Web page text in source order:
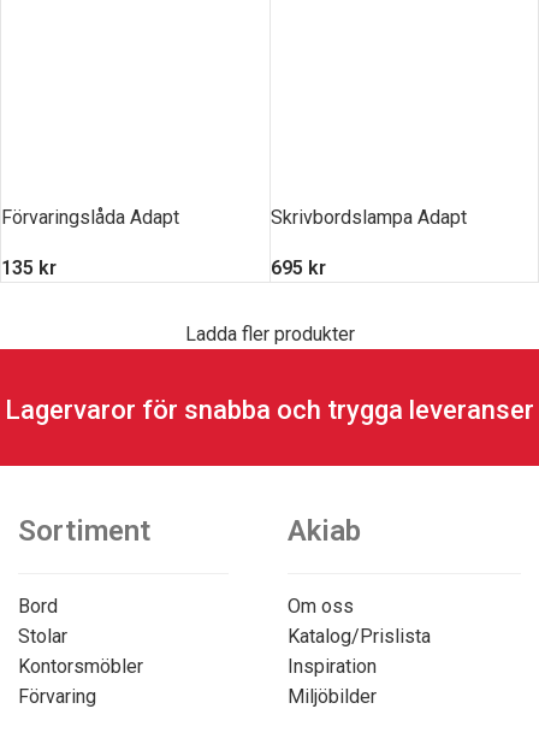
Förvaringslåda Adapt
135 kr
Skrivbordslampa Adapt
695 kr
Ladda fler produkter
Lagervaror för snabba och trygga leveranser
Sortiment
Bord
Stolar
Kontorsmöbler
Förvaring
Akiab
Om oss
Katalog/Prislista
Inspiration
Miljöbilder